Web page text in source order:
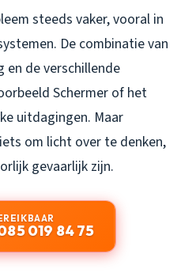
steeds vaker, vooral in
De combinatie van
en de verschillende
Schermer of het
uitdagingen. Maar
om licht over te denken,
gevaarlijk zijn.
019 84 75